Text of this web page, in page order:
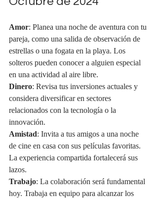
Amor: Planea una noche de aventura con tu
pareja, como una salida de observación de
estrellas o una fogata en la playa. Los
solteros pueden conocer a alguien especial
en una actividad al aire libre.
Dinero: Revisa tus inversiones actuales y
considera diversificar en sectores
relacionados con la tecnología o la
innovación.
Amistad: Invita a tus amigos a una noche
de cine en casa con sus películas favoritas.
La experiencia compartida fortalecerá sus
lazos.
Trabajo: La colaboración será fundamental
hoy. Trabaja en equipo para alcanzar los